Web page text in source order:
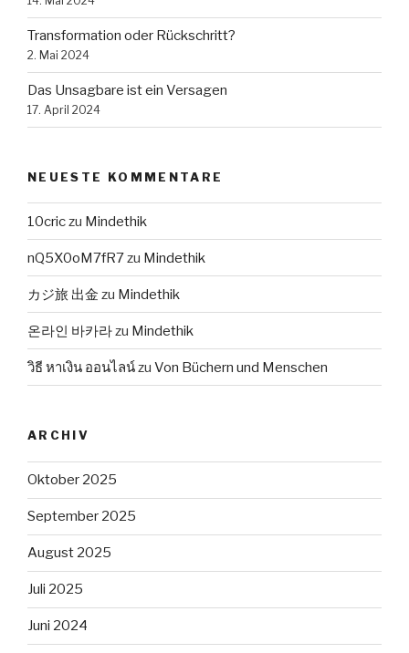
Transformation oder Rückschritt?
2. Mai 2024
Das Unsagbare ist ein Versagen
17. April 2024
NEUESTE KOMMENTARE
10criczu Mindethik
nQ5X0oM7fR7zu Mindethik
カジ旅 出金 zu Mindethik
온라인 바카라zu Mindethik
วิธี หาเงิน ออนไลน์zu Von Büchern und Menschen
ARCHIV
Oktober 2025
September 2025
August 2025
Juli 2025
Juni 2024